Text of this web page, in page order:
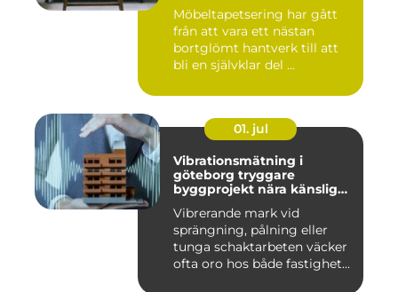
Möbeltapetsering har gått
från att vara ett nästan
bortglömt hantverk till att
bli en självklar del ...
01. jul
Vibrationsmätning i
göteborg tryggare
byggprojekt nära känsliga
Vibrerande mark vid
sprängning, pålning eller
tunga schaktarbeten väcker
ofta oro hos både fastighet...